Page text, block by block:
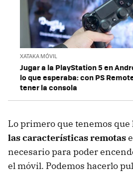
XATAKA MÓVIL
Jugar a la PlayStation 5 en
lo que esperaba: con PS
tener la consola
Lo primero que tenemos que
las características remotas
necesario para poder
el móvil. Podemos hacerlo